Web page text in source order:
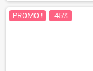
PROMO ! -45%